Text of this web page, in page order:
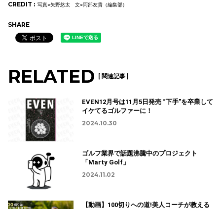
CREDIT : 写真○矢野悠太 文○阿部友貴（編集部）
SHARE
RELATED [ 関連記事 ]
EVEN12月号は11月5日発売 “下手”を卒業して
イケてるゴルファーに！
2024.10.30
ゴルフ業界で話題沸騰中のプロジェクト
「Marty Golf」
2024.11.02
【動画】100切りへの道!美人コーチが教える